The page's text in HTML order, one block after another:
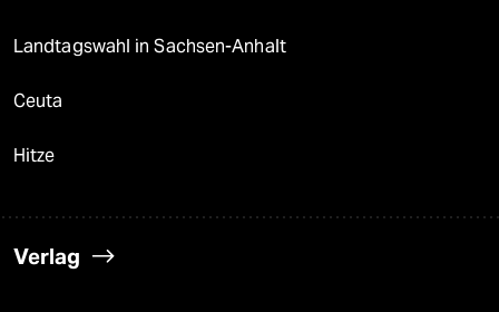
Landtagswahl in Sachsen-Anhalt
Ceuta
Hitze
Verlag